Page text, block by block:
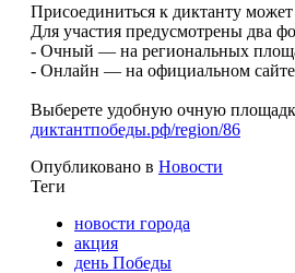
Присоединиться к диктанту
Для участия предусмотрены два
- Очный — на региональных
- Онлайн — на официальном
Выберете удобную очную
диктантпобеды.рф/region/86
Опубликовано в Новости
Теги
новости города
акция
день Победы